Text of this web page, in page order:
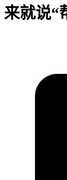
来就说“